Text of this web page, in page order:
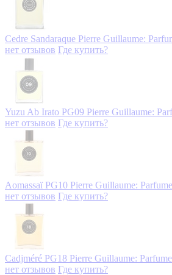
Cedre Sandaraque Pierre Guillaume:
нет отзывов Где купить?
Yuzu Ab Irato PG09 Pierre Guillaume:
нет отзывов Где купить?
Aomassaï PG10 Pierre Guillaume:
нет отзывов Где купить?
Cadjméré PG18 Pierre Guillaume:
нет отзывов Где купить?